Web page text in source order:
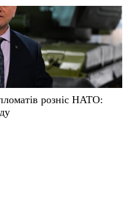
розніс НАТО: